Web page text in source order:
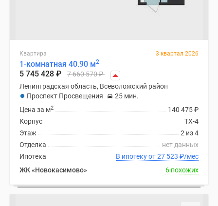
Квартира 3 квартал 2026
1-комнатная 40.90 м2
5 745 428 ₽ 7 660 570₽
Ленинградская область, Всеволожский район
Проспект Просвещения
25 мин.
140 475₽
Цена за м2
ТХ-4
Корпус
2 из 4
Этаж
нет данных
Отделка
В ипотеку от 27 523 ₽/мес
Ипотека
ЖК «Новокасимово»
6 похожих